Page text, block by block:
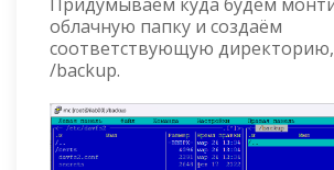
облачную папку и создаём
соответствующую
/backup.